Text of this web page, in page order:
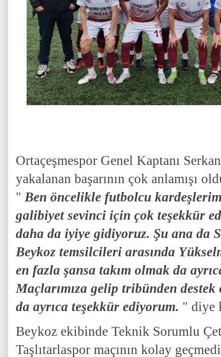
Ortaçeşmespor Genel Kaptanı
yakalanan başarının çok anlamışı
"Ben öncelikle futbolcu
galibiyet sevinci için çok teşekkür
daha da iyiye gidiyoruz. Şu ana da
Beykoz temsilcileri arasında
en fazla şansa takım olmak da
Maçlarımıza gelip tribünden
da ayrıca teşekkür ediyorum. " diye
Beykoz ekibinde Teknik Sorumlu
Taşlıtarlaspor maçının kolay